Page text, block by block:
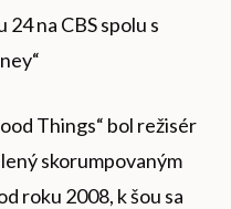
24 na CBS spolu s
Things“ bol režisér
skorumpovaným
roku 2008, k šou sa